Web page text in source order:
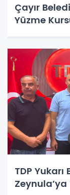
Çayır
Yüzme
TDP
Zeynula’ya